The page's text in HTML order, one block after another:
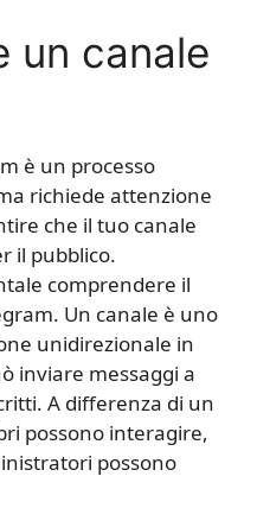
un canale
è un processo
richiede attenzione
che il tuo canale
il pubblico.
comprendere il
Un canale è uno
unidirezionale in
inviare messaggi a
A differenza di un
possono interagire,
possono